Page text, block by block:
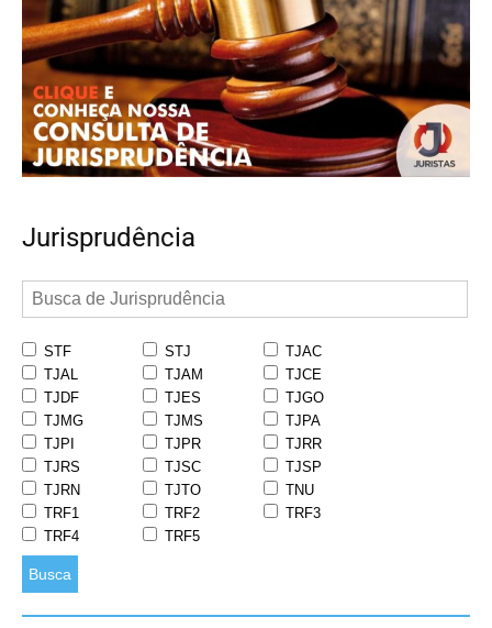
Jurisprudência
STF STJ
TJAC
TJAL
TJAM
TJCE
TJDF
TJES
TJGO
TJMG
TJMS
TJPA
TJPI
TJPR
TJRR
TJRS
TJSC
TJSP
TJRN
TJTO
TNU
TRF1
TRF2
TRF3
TRF4
TRF5
Busca